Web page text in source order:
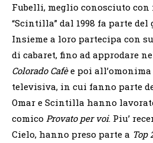
Fubelli, meglio conosciuto con
“Scintilla” dal 1998 fa parte del
Insieme a loro partecipa con
di cabaret, fino ad approdare
Colorado Cafèe poi
televisiva, in cui fanno parte
Omar e Scintilla hanno
comico Provato per voi. Piu’
Cielo, hanno preso parte a Top